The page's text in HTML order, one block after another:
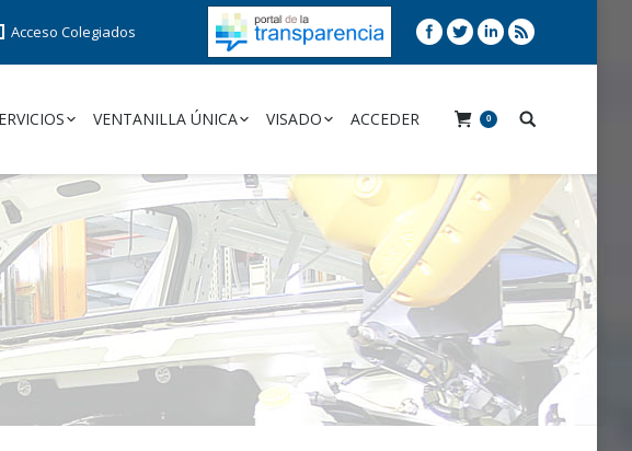
Acceso Colegiados
VENTANILLA ÚNICA VISADO ACCEDER 0